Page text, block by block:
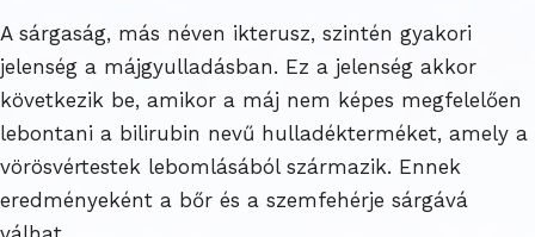
A sárgaság, más néven ikterusz, szintén gyakori
jelenség a májgyulladásban. Ez a jelenség akkor
következik be, amikor a máj nem képes megfelelően
lebontani a bilirubin nevű hulladékterméket, amely a
vörösvértestek lebomlásából származik. Ennek
eredményeként a bőr és a szemfehérje sárgává